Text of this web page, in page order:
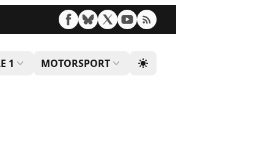
1 MOTORSPORT